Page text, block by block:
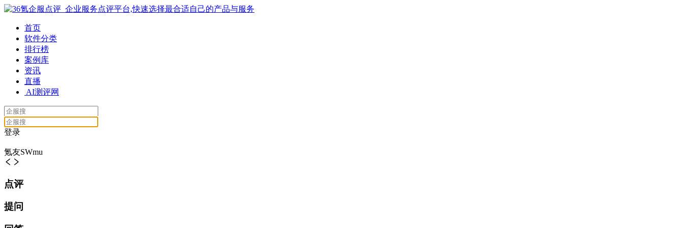
首页
软件分类
排行榜
案例库
资讯
直播
AI测评网
登录
氪友SWmu
点评
提问